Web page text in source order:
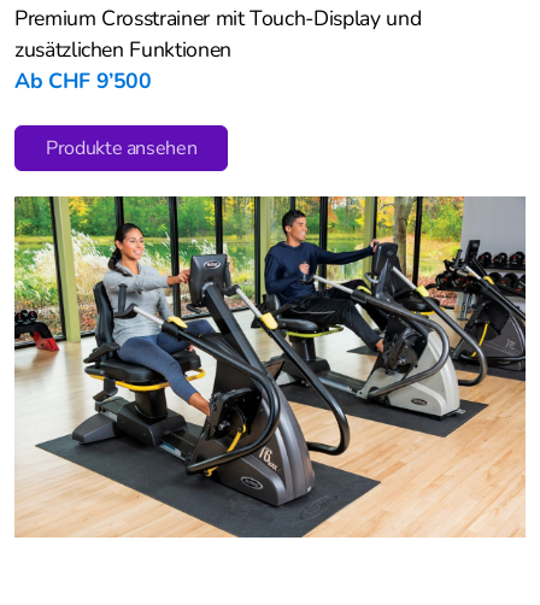
Premium Crosstrainer mit Touch-Display und
zusätzlichen Funktionen
Ab CHF 9’500
Produkte ansehen
THERA-Trainer
toro
tigo
bemo
mobi
Standing & Balancing
balo
coro
verto